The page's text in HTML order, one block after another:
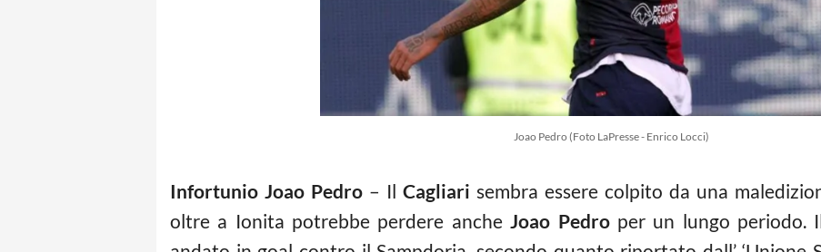
Joao Pedro (Foto LaPresse - Enrico Locci)
Infortunio Joao Pedro – Il Cagliari sembra essere colpito da una
oltre a Ionita potrebbe perdere ancheJoao Pedroper un lungo periodo.